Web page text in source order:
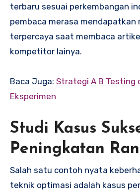
terbaru sesuai perkembangan
pembaca merasa mendapatkan
terpercaya saat membaca
kompetitor lainya.
Baca Juga: Strategi A B Testing
Eksperimen
Studi Kasus
Peningkatan
Salah satu contoh nyata
teknik optimasi adalah kasus